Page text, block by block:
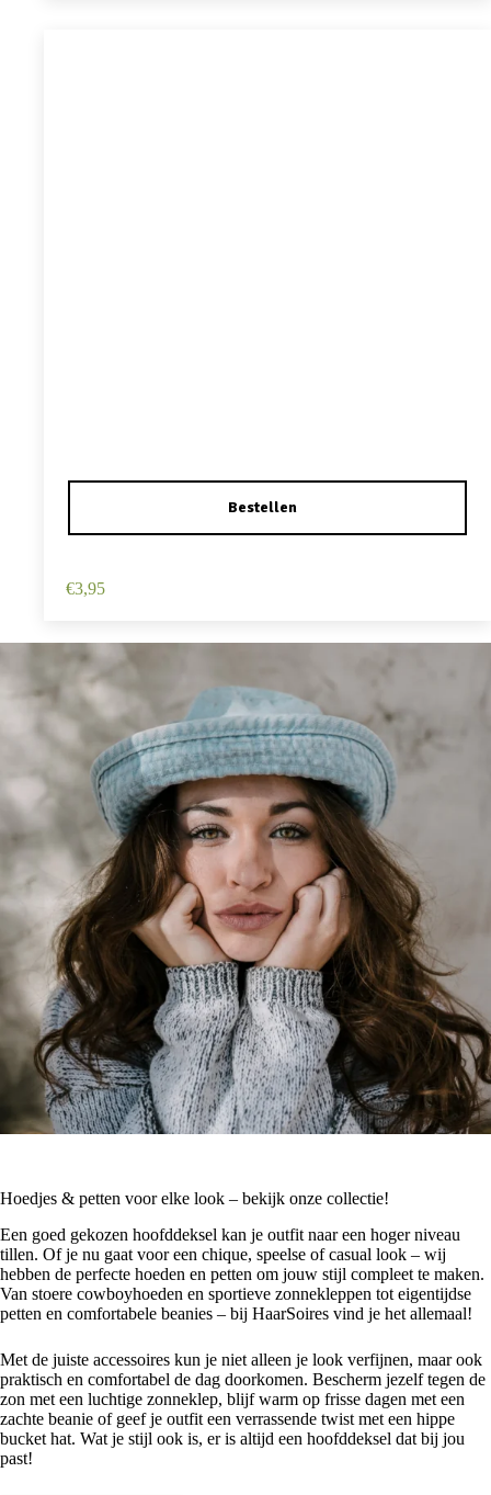
€3,95
Hoedjes & petten voor elke look – bekijk onze collectie!
Een goed gekozen hoofddeksel kan je outfit naar een hoger niveau
tillen. Of je nu gaat voor een chique, speelse of casual look – wij
hebben de perfecte hoeden en petten om jouw stijl compleet te maken.
Van stoere cowboyhoeden en sportieve zonnekleppen tot eigentijdse
petten en comfortabele beanies – bij HaarSoires vind je het allemaal!
Met de juiste accessoires kun je niet alleen je look verfijnen, maar ook
praktisch en comfortabel de dag doorkomen. Bescherm jezelf tegen de
zon met een luchtige zonneklep, blijf warm op frisse dagen met een
zachte beanie of geef je outfit een verrassende twist met een hippe
bucket hat. Wat je stijl ook is, er is altijd een hoofddeksel dat bij jou
past!